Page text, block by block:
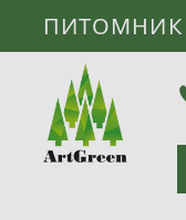
ПИТОМНИК